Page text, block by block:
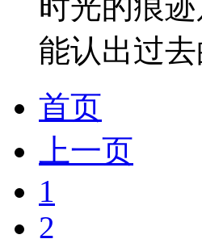
能认出过
首页
上一页
1
2